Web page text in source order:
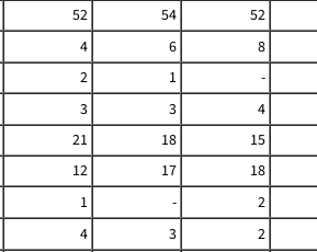
52 54 52
4 6 8
2 1 -
3 3 4
21 18 15
12 17 18
1 - 2
4 3 2